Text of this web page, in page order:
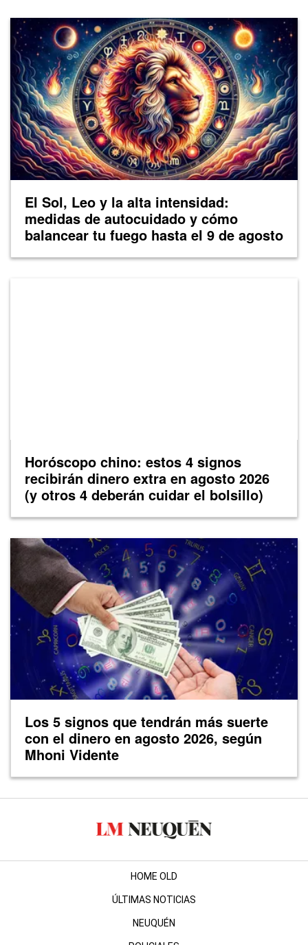
El Sol, Leo y la alta intensidad:
medidas de autocuidado y cómo
balancear tu fuego hasta el 9 de agosto
Horóscopo chino: estos 4 signos
recibirán dinero extra en agosto 2026
(y otros 4 deberán cuidar el bolsillo)
Los 5 signos que tendrán más suerte
con el dinero en agosto 2026, según
Mhoni Vidente
HOME OLD
ÚLTIMAS NOTICIAS
NEUQUÉN